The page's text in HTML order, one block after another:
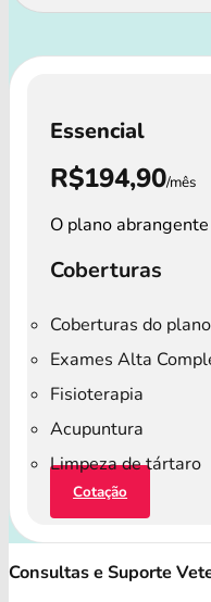
Essencial
R$194,90/mês
O plano
Coberturas
Coberturas do
Exames Alta
Fisioterapia
Acupuntura
Limpeza de tártaro
Cotação
Consultas e Suporte